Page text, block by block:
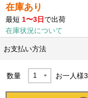
在庫あり
最短 1〜3日 で出荷
在庫状況について
お支払い方法
数量 お一人様3